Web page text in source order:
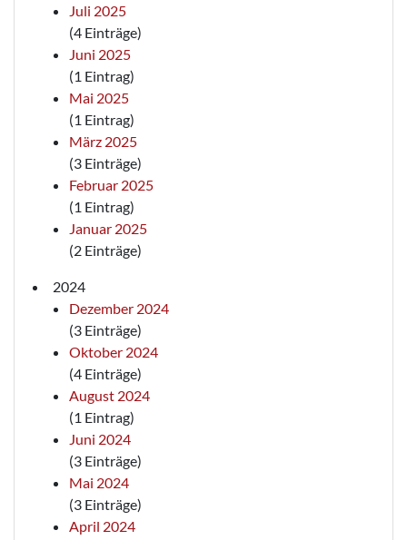
Juli 2025
(4 Einträge)
Juni 2025
(1 Eintrag)
Mai 2025
(1 Eintrag)
März 2025
(3 Einträge)
Februar 2025
(1 Eintrag)
Januar 2025
(2 Einträge)
2024
Dezember 2024
(3 Einträge)
Oktober 2024
(4 Einträge)
August 2024
(1 Eintrag)
Juni 2024
(3 Einträge)
Mai 2024
(3 Einträge)
April 2024